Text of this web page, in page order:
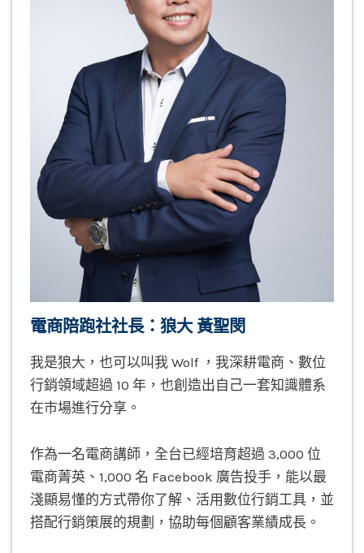
電商陪跑社社長：狼大 黃聖閔
我是狼大，也可以叫我 Wolf ，我深耕電商、數位
行銷領域超過 10 年，也創造出自己一套知識體系
在市場進行分享。
作為一名電商講師，全台已經培育超過 3,000 位
電商菁英、1,000 名 Facebook 廣告投手，能以最
淺顯易懂的方式帶你了解、活用數位行銷工具，並
搭配行銷策展的規劃，協助每個顧客業績成長。